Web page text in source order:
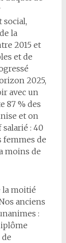
social,
la
2015 et
et de
2025,
avec un
87 % des
et on
: 40
femmes de
moins de
la moitié
anciens
: